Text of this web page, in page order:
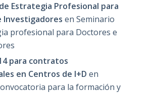
Estrategia Profesional para
Investigadores en Seminario
profesional para Doctores e
para contratos
en Centros de I+D en
para la formación y